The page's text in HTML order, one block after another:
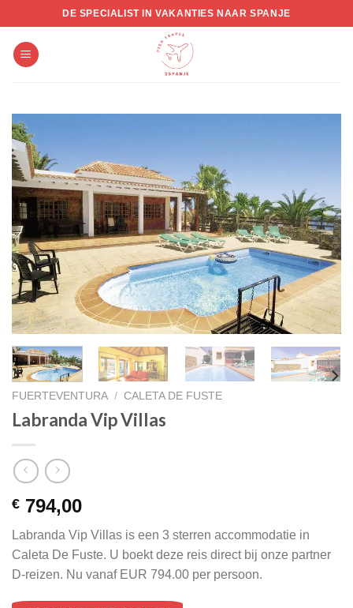
to
content
DE SPECIALIST IN VAKANTIES NAAR SPANJE
FUERTEVENTURA / CALETA DE FUSTE
Labranda Vip Villas
€ 794,00
Labranda Vip Villas is een 3 sterren accommodatie in
Caleta De Fuste. U boekt deze reis direct bij onze partner
D-reizen. Nu vanaf EUR 794.00 per persoon.